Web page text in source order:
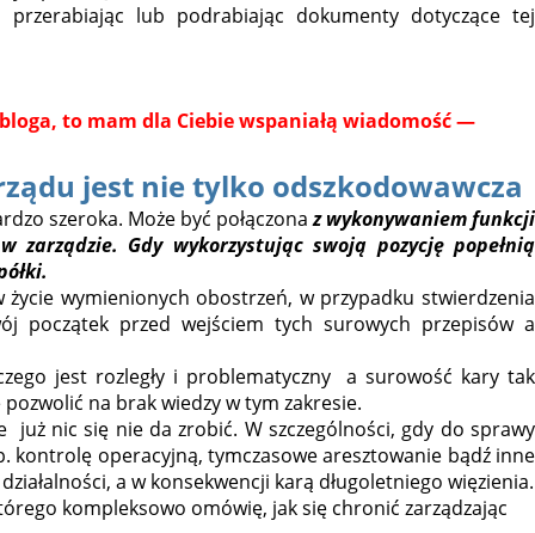
przerabiając lub podrabiając dokumenty dotyczące tej
to mam dla Ciebie wspaniałą wiadomość —
jest nie tylko odszkodowawcza
szeroka. Może być połączonaz wykonywaniem funkcji
Gdy wykorzystując swoją pozycję popełnią
wymienionych obostrzeń, w przypadku stwierdzenia
początek przed wejściem tych surowych przepisów a
jest rozległy i problematyczny a surowość kary tak
na brak wiedzy w tym zakresie.
już nic się nie da zrobić. W szczególności, gdy do sprawy
kontrolę operacyjną, tymczasowe aresztowanie bądź inne
a w konsekwencji karą długoletniego więzienia.
kompleksowo omówię, jak się chronić zarządzając